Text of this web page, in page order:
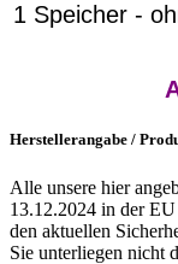
1 Speicher -
Herstellerangabe /
Alle unsere hier
13.12.2024 in der
den aktuellen
Sie unterliegen nicht